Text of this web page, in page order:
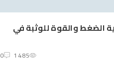
الضغط والقوة للوثبة في
1 485
0